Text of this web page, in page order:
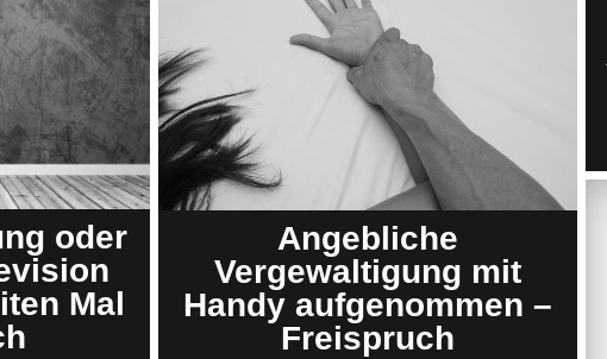
oder
Mal
Angebliche
Vergewaltigung mit
Handy aufgenommen –
Freispruch